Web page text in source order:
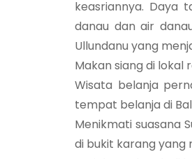
keasriannya. Daya
danau dan air
Ullundanu yang
Makan siang di lokal
Wisata belanja
tempat belanja di
Menikmati suasana
di bukit karang yang